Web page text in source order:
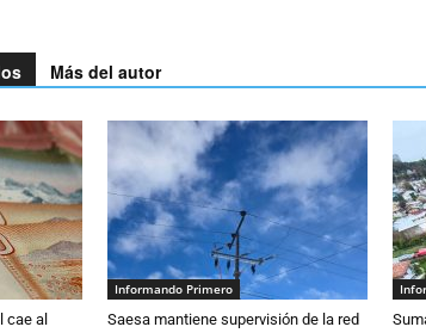
Más del autor
cae al
Informando Primero
Saesa mantiene supervisión de la red